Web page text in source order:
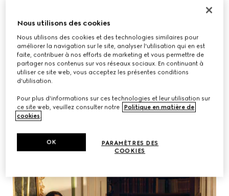
Nous utilisons des cookies
Nous utilisons des cookies et des technologies similaires pour
améliorer la navigation sur le site, analyser l'utilisation qui en est
faite, contribuer à nos efforts de marketing et vous permettre de
partager nos contenus sur vos réseaux sociaux. En continuant à
utiliser ce site web, vous acceptez les présentes conditions
d'utilisation.
Pour plus d'informations sur ces technologies et leur utilisation sur
ce site web, veuillez consulter notre
Politique en matière de
cookies.
PARAMÈTRES DES
COOKIES
OK